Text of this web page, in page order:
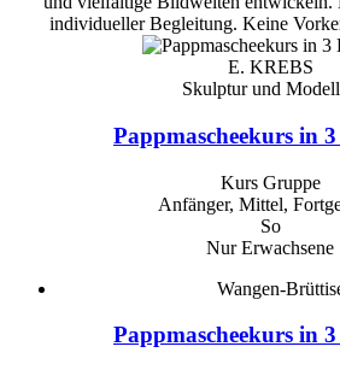
individueller Begleitung. Keine
E. KREBS
Skulptur und
Pappmascheekurs in
Kurs Gruppe
Anfänger, Mittel,
So
Nur Erwachsene
Wangen-
Pappmascheekurs in